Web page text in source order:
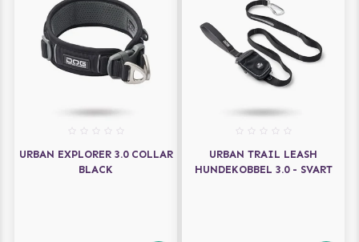
URBAN EXPLORER 3.0 COLLAR
BLACK
URBAN TRAIL LEASH
HUNDEKOBBEL 3.0 - SVART